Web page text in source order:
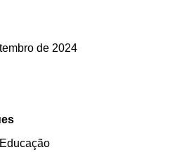
de 2024